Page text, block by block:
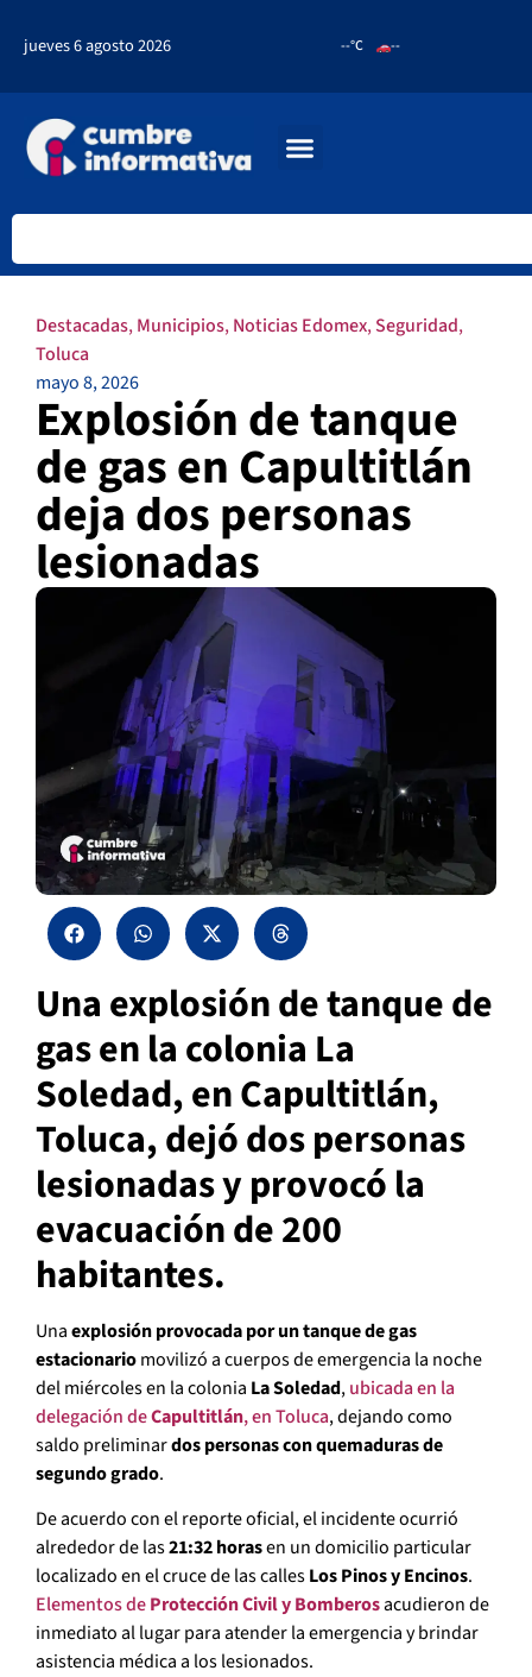
jueves 6 agosto 2026 --°C --
Destacadas,Municipios,Noticias Edomex,Seguridad,
Toluca
mayo 8, 2026
Explosión de tanque
de gas en Capultitlán
deja dos personas
lesionadas
Una explosión de tanque de
gas en la colonia La
Soledad, en Capultitlán,
Toluca, dejó dos personas
lesionadas y provocó la
evacuación de 200
habitantes.
Unaexplosión provocada por un tanque de gas
estacionariomovilizó a cuerpos de emergencia la noche
del miércoles en la colonia La Soledad,ubicada en la
delegación deCapultitlán, en Toluca, dejando como
saldo preliminardos personas con quemaduras de
segundo grado.
De acuerdo con el reporte oficial, el incidente ocurrió
alrededor de las21:32 horasen un domicilio particular
localizado en el cruce de las callesLos Pinos y Encinos.
Elementos deProtección Civil y Bomberosacudieron de
inmediato al lugar para atender la emergencia y brindar
asistencia médica a los lesionados.